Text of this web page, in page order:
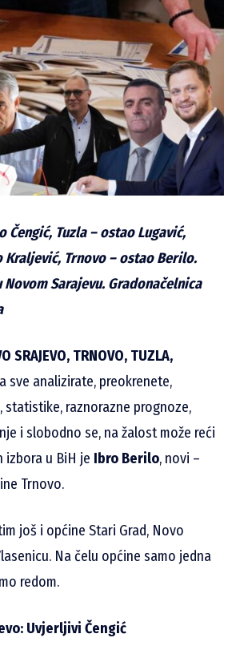
Čengić, Tuzla – ostao Lugavić,
Kraljević, Trnovo – ostao Berilo.
Sarajevu. Gradonačelnica
SRAJEVO, TRNOVO, TUZLA,
sve analizirate, preokrenete,
statistike, raznorazne prognoze,
i slobodno se, na žalost može reći
izbora u BiH je Ibro Berilo, novi –
Trnovo.
još i općine Stari Grad, Novo
Na čelu općine samo jedna
redom.
Uvjerljivi Čengić